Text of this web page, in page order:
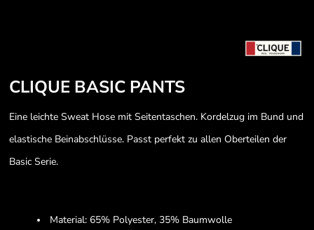
CLIQUE BASIC PANTS
Eine leichte Sweat Hose mit Seitentaschen. Kordelzug im Bund und
elastische Beinabschlüsse. Passt perfekt zu allen Oberteilen der
Basic Serie.
Material: 65% Polyester, 35% Baumwolle